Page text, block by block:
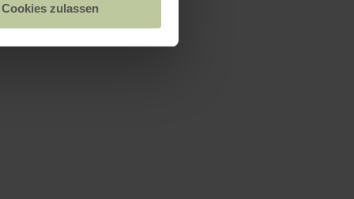
Cookies zulassen